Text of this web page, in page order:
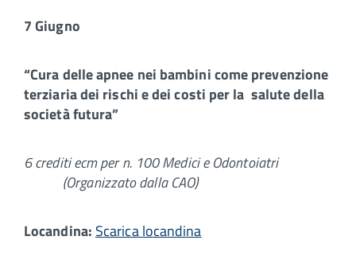
7 Giugno
“Cura delle apnee nei bambini come prevenzione
terziaria dei rischi e dei costi per la salute della
società futura”
6 crediti ecm per n. 100 Medici e Odontoiatri
(Organizzato dalla CAO)
Locandina: Scarica locandina